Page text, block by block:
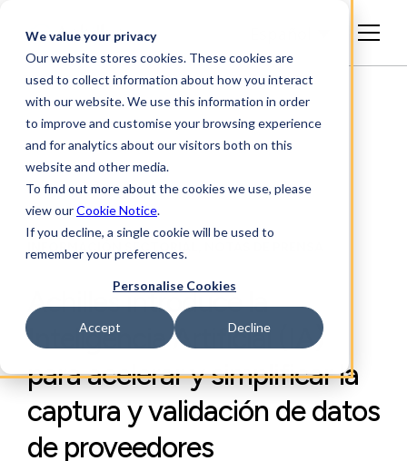
We value your privacy
Our website stores cookies. These cookies are
used to collect information about how you interact
with our website. We use this information in order
to improve and customise your browsing experience
and for analytics about our visitors both on this
website and other media.
To find out more about the cookies we use, please
view ourCookie Notice.
If you decline, a single cookie will be used to
remember your preferences.
Personalise Cookies
Accept Decline
INFORMACIÓN SECTORIAL, NOTAS DE PRENSA
Achilles introduce la
Inteligencia Artificial (IA)
para acelerar y simplificar la
captura y validación de datos
de proveedores